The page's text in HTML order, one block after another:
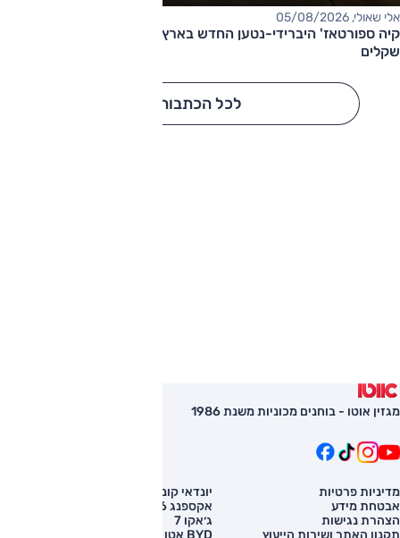
אלי שאולי, 05/08/2026
שקלים
לכל הכתבות
מגזין אוטו - בוחנים מכוניות משנת 1986
מדיניות פרטיות
אבטחת מידע
הצהרת נגישות
יונדאי קונה
אקספנג G6
ג׳אקו 7